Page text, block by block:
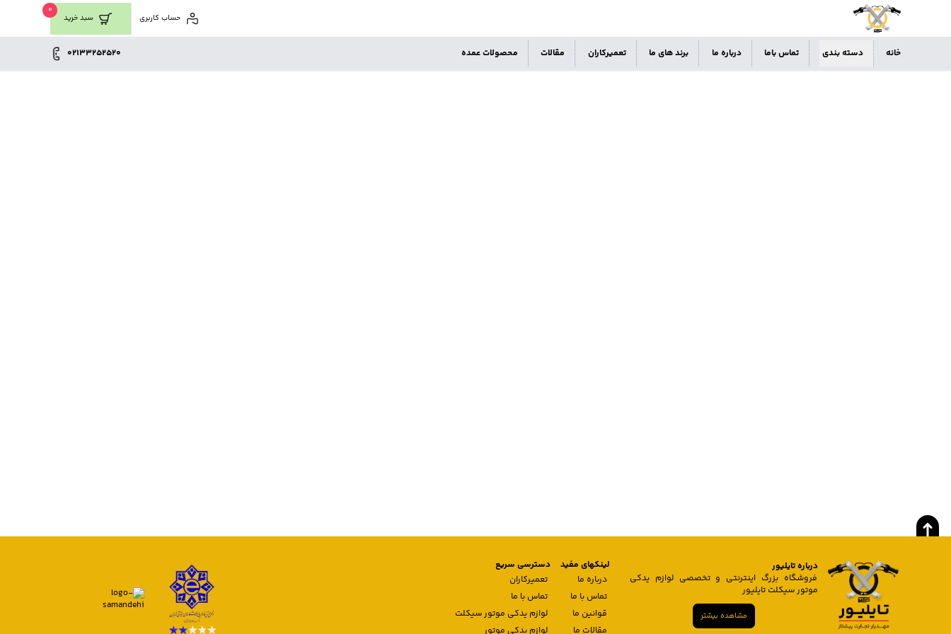
سبد خرید
0
حساب کاربری
خانه دسته بندی تماس باما درباره ما برند های ما تعمیرکاران مقالات محصولات عمده 02133252520
درباره تایلیور
فروشگاه بزرگ اینترنتی و تخصصی لوازم یدکی
موتور سیکلت تایلیور
مشاهده بیشتر
لینکهای مفید
درباره ما
تماس با ما
قوانین ما
مقالات ما
دسترسی سریع
تعمیرکاران
تماس با ما
لوازم یدکی موتور سیکلت
لوازم یدکی موتور